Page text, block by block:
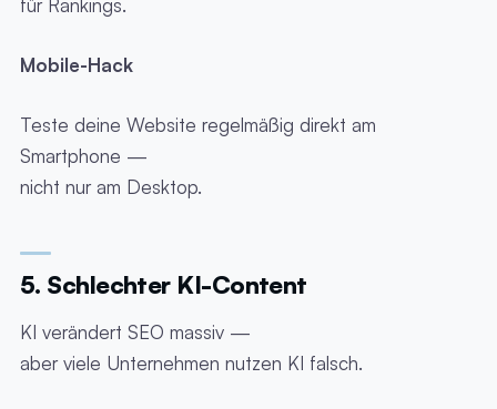
Mobile-Hack
Teste deine Website regelmäßig direkt am
Smartphone —
nicht nur am Desktop.
5. Schlechter KI-Content
KI verändert SEO massiv —
aber viele Unternehmen nutzen KI falsch.